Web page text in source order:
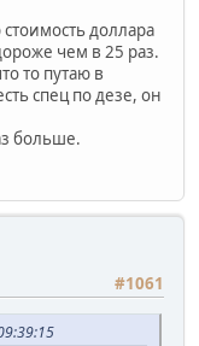
доллара
чем в 25 раз.
то путаю в
спец по дезе, он
больше.
#1061